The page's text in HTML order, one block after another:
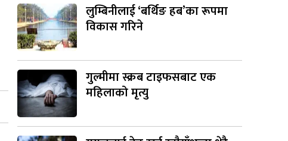
लुम्बिनीलाई ‘बर्थिङ हब’का रूपमा
विकास गरिने
गुल्मीमा स्क्रब टाइफसबाट एक
महिलाको मृत्यु